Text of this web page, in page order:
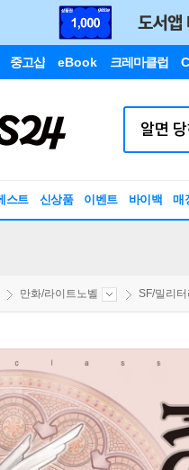
중고샵 eBook 크레마클럽
스트 신상품 이벤트 바이백 매
만화/라이트노벨 SF/밀리